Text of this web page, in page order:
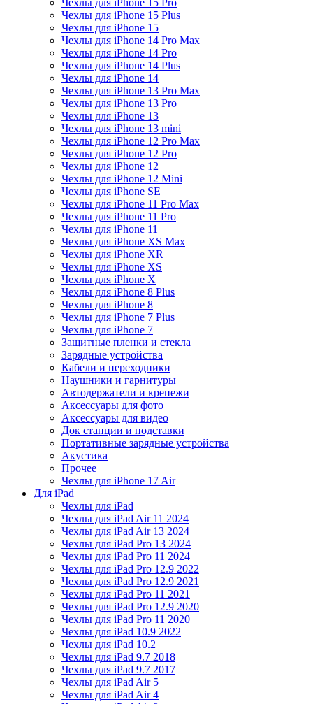
Чехлы для iPhone 15 Pro
Чехлы для iPhone 15 Plus
Чехлы для iPhone 15
Чехлы для iPhone 14 Pro Max
Чехлы для iPhone 14 Pro
Чехлы для iPhone 14 Plus
Чехлы для iPhone 14
Чехлы для iPhone 13 Pro Max
Чехлы для iPhone 13 Pro
Чехлы для iPhone 13
Чехлы для iPhone 13 mini
Чехлы для iPhone 12 Pro Max
Чехлы для iPhone 12 Pro
Чехлы для iPhone 12
Чехлы для iPhone 12 Mini
Чехлы для iPhone SE
Чехлы для iPhone 11 Pro Max
Чехлы для iPhone 11 Pro
Чехлы для iPhone 11
Чехлы для iPhone XS Max
Чехлы для iPhone XR
Чехлы для iPhone XS
Чехлы для iPhone X
Чехлы для iPhone 8 Plus
Чехлы для iPhone 8
Чехлы для iPhone 7 Plus
Чехлы для iPhone 7
Защитные пленки и стекла
Зарядные устройства
Кабели и переходники
Наушники и гарнитуры
Автодержатели и крепежи
Аксессуары для фото
Аксессуары для видео
Док станции и подставки
Портативные зарядные устройства
Акустика
Прочее
Чехлы для iPhone 17 Air
Для iPad
Чехлы для iPad
Чехлы для iPad Air 11 2024
Чехлы для iPad Air 13 2024
Чехлы для iPad Pro 13 2024
Чехлы для iPad Pro 11 2024
Чехлы для iPad Pro 12.9 2022
Чехлы для iPad Pro 12.9 2021
Чехлы для iPad Pro 11 2021
Чехлы для iPad Pro 12.9 2020
Чехлы для iPad Pro 11 2020
Чехлы для iPad 10.9 2022
Чехлы для iPad 10.2
Чехлы для iPad 9.7 2018
Чехлы для iPad 9.7 2017
Чехлы для iPad Air 5
Чехлы для iPad Air 4